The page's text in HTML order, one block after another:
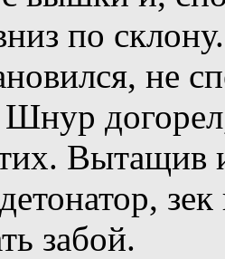
по склону.
не
Шнур
Вытащив
забой.